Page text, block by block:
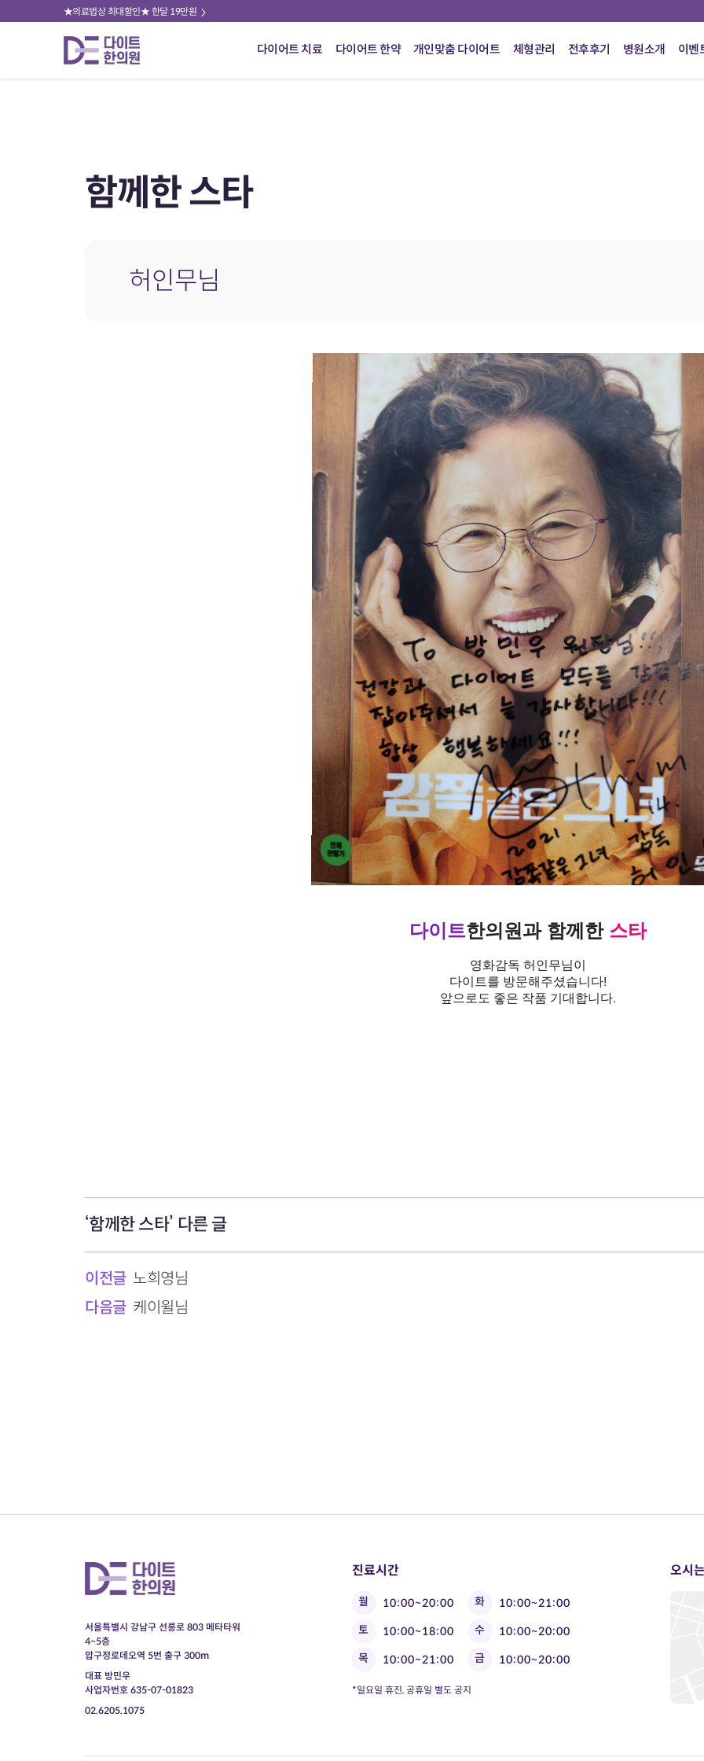
★의료법상 최대할인★ 한달 19만원
다이어트 치료 다이어트 한약 개인맞춤 다이어트 체형관리 전후후기 병원소개 이벤
함께한 스타
허인무님
다이트한의원 과함께한 스타
영화감독 허인무님이
다이트를 방문해주셨습니다!
앞으로도 좋은 작품 기대합니다.
‘함께한 스타’ 다른 글
이전글 노희영님
다음글 케이윌님
서울특별시 강남구 선릉로 803 메타타워
4~5층
압구정로데오역 5번 출구 300m
대표 방민우
사업자번호 635-07-01823
02.6205.1075
진료시간
월 10:00~20:00 화
10:00~21:00
토
10:00~18:00 수
10:00~20:00
목
10:00~21:00 금 10:00~20:00
*일요일 휴진, 공휴일 별도 공지
오시